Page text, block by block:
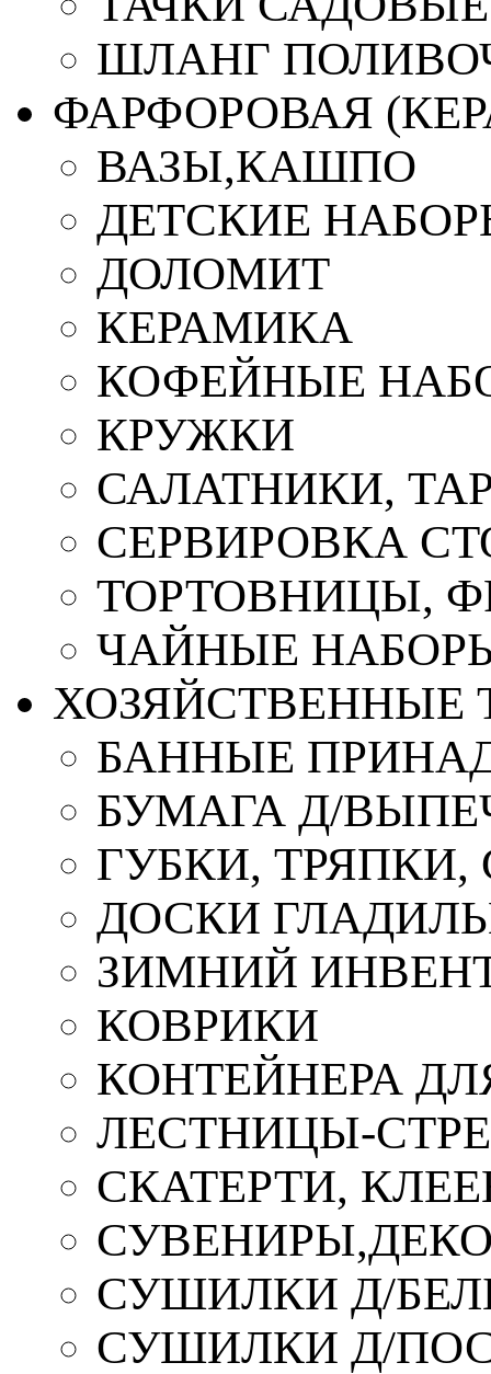
ШЛАНГ
ФАРФОРОВАЯ
ВАЗЫ,КАШПО
ДЕТСКИЕ
ДОЛОМИТ
КЕРАМИКА
КОФЕЙНЫЕ
КРУЖКИ
САЛАТНИКИ,
СЕРВИРОВКА
ТОРТОВНИЦЫ,
ЧАЙНЫЕ
ХОЗЯЙСТВЕННЫЕ
БАННЫЕ
БУМАГА Д/
ГУБКИ,
ДОСКИ
ЗИМНИЙ
КОВРИКИ
КОНТЕЙНЕРА
ЛЕСТНИЦЫ-
СКАТЕРТИ,
СУШИЛКИ Д/
СУШИЛКИ Д/